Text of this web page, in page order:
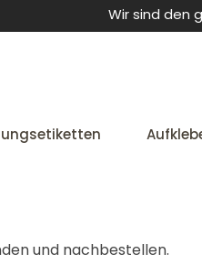
Wir sind den
und nachbestellen.